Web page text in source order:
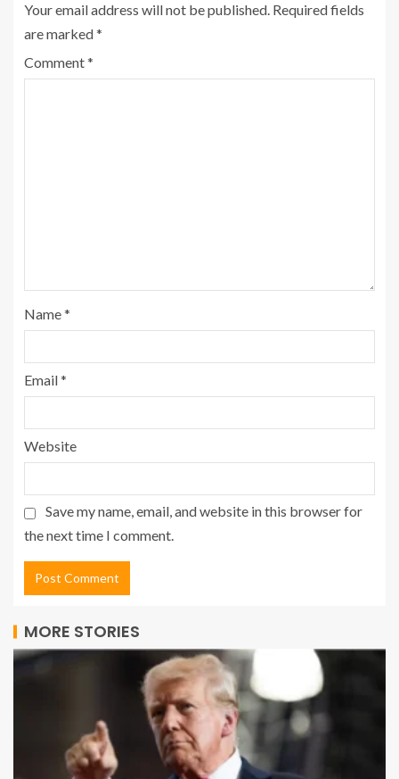
Your email address will not be published. Required fields
are marked*
Comment*
Name*
Email*
Website
Save my name, email, and website in this browser for
the next time I comment.
MORE STORIES